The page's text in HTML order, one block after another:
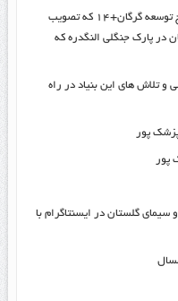
توضیحات علیرضا پزشک پور در مورد طرح توسعه گرگان+۱۴ که تصویب
پاییز ۱۰۰۰ رنگ گرگان در پارک جنگلی النگدره که
و تلاش های این بنیاد در راه
پور
پور
گلستان در ایسنتاگرام با